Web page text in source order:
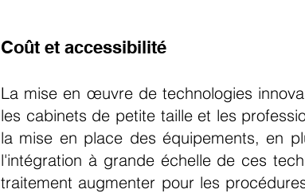
Coût et accessibilité
La mise en œuvre de technologies
les cabinets de petite taille et les
la mise en place des équipements, en
l'intégration à grande échelle de ces
traitement augmenter pour les